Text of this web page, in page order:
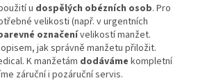
u dospělých obézních osob. Pro
velikosti (např. v urgentních
označenívelikostí manžet.
jak správně manžetu přiložit.
K manžetám dodáváme kompletní
záruční i pozáruční servis.